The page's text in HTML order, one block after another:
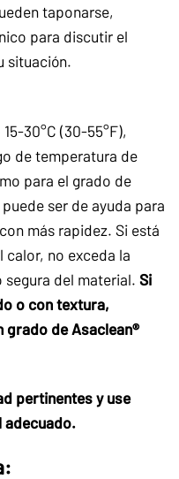
taponarse,
para discutir el
situación.
30°C (30-55°F),
de temperatura de
para el grado de
ser de ayuda para
más rapidez. Si está
calor, no exceda la
del material. Si
o con textura,
grado de Asaclean®
pertinentes y use
adecuado.